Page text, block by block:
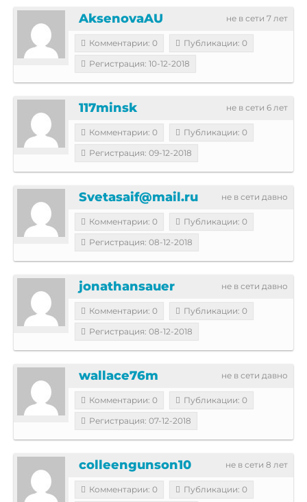
не в сети 7 лет
AksenovaAU
Комментарии: 0
Публикации: 0
Регистрация: 10-12-2018
не в сети 6 лет
117minsk
Комментарии: 0
Публикации: 0
Регистрация: 09-12-2018
не в сети давно
Svetasaif@mail.ru
Комментарии: 0
Публикации: 0
Регистрация: 08-12-2018
не в сети давно
jonathansauer
Комментарии: 0
Публикации: 0
Регистрация: 08-12-2018
не в сети давно
wallace76m
Комментарии: 0
Публикации: 0
Регистрация: 07-12-2018
не в сети 8 лет
colleengunson10
Комментарии: 0
Публикации: 0